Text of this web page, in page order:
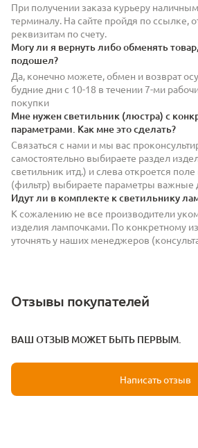
При получении заказа курьеру
терминалу. На сайте пройдя по ссылке,
реквизитам по счету.
Могу ли я вернуть либо обменять
подошел?
Да, конечно можете, обмен и возврат
будние дни с 10-18 в течении 7-ми
покупки
Мне нужен светильник (люстра) с
параметрами. Как мне это сделать?
Связаться с нами и мы вас
самостоятельно выбираете раздел
светильник итд.) и слева откроется
(фильтр) выбираете параметры важные
Идут ли в комплекте к светильнику
К сожалению не все производители
изделия лампочками. По конкретному
уточнять у наших менеджеров
Отзывы покупателей
ВАШ ОТЗЫВ МОЖЕТ БЫТЬ ПЕРВЫМ.
Написать отзыв